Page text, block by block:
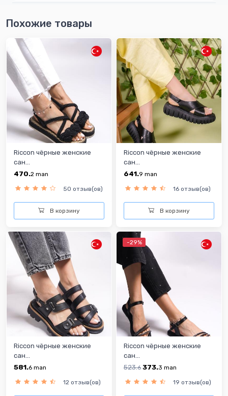
Похожие товары
Riccon чёрныe женскиe
сан...
470.2 man
50 отзыв(ов)
В корзину
Riccon чёрныe женскиe
сан...
641.9 man
16 отзыв(ов)
В корзину
Riccon чёрныe женскиe
сан...
581.6 man
12 отзыв(ов)
-29%
Riccon чёрныe женскиe
сан...
523.6 373.3 man
19 отзыв(ов)